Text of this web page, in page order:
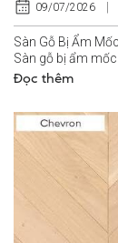
09/07/2026
Sàn Gỗ Bị Ẩm
Sàn gỗ bị ẩm mốc
Đọc thêm